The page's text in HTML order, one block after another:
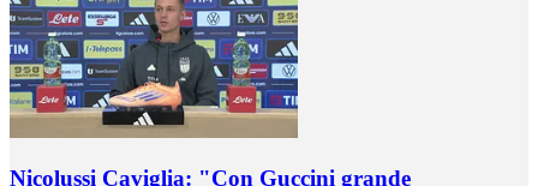
Nicolussi Caviglia: "Con Guccini grande